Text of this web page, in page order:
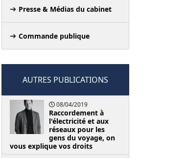
Presse & Médias du cabinet
Commande publique
AUTRES PUBLICATIONS
08/04/2019
Raccordement à
l'électricité et aux
réseaux pour les
gens du voyage, on
vous explique vos droits